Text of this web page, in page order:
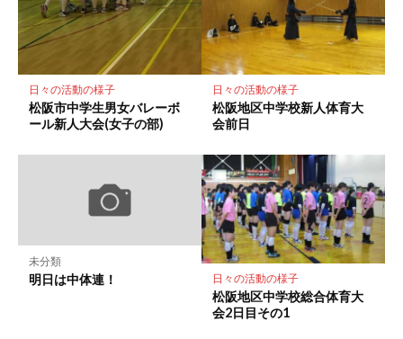
日々の活動の様子
松阪市中学生男女バレーボ
ール新人大会(女子の部)
日々の活動の様子
松阪地区中学校新人体育大
会前日
未分類
明日は中体連！ 日々の活動の様子
松阪地区中学校総合体育大
会2日目その1